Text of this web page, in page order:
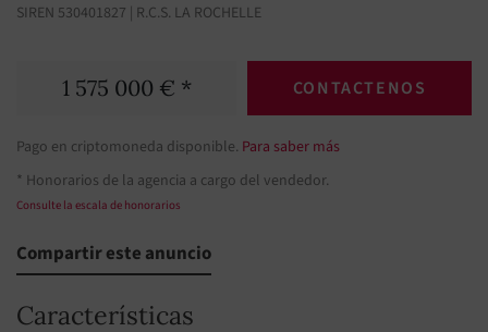
SIREN 530401827 | R.C.S. LA ROCHELLE
1 575 000 € * CONTACTENOS
Pago en criptomoneda disponible. Para saber más
* Honorarios de la agencia a cargo del vendedor.
Consulte la escala de honorarios
Compartir este anuncio
Características